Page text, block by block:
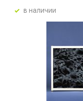
в наличии